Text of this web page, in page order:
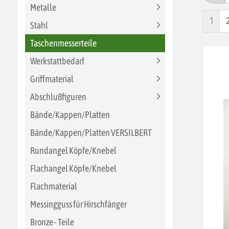
1
Metalle
Stahl
Taschenmesserteile
Werkstattbedarf
Griffmaterial
Abschlußfiguren
Bände/Kappen/Platten
Bände/Kappen/Platten VERSILBERT
Rundangel Köpfe/Knebel
Flachangel Köpfe/Knebel
Flachmaterial
Messingguss für Hirschfänger
Bronze - Teile